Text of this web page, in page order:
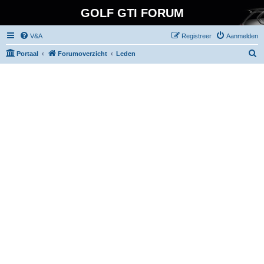
GOLF GTI FORUM
V&A Aanmelden
Registreer
Portaal Forumoverzicht Leden